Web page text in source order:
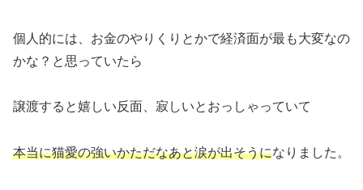
個人的には、お金のやりくりとかで経済面が最も大変なの
かな？と思っていたら
譲渡すると嬉しい反面、寂しいとおっしゃっていて
本当に猫愛の強いかただなあと涙が出そうになりました。